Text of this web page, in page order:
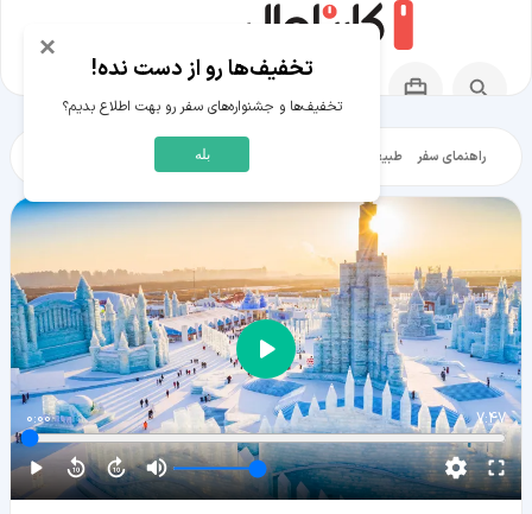
راهنمای سفر طبیعت‌گردی شهرگردی
7:47
0:00
×
تخفیف‌ها رو از دست نده!
تخفیف‌ها و جشنواره‌های سفر رو بهت اطلاع بدیم؟
بله